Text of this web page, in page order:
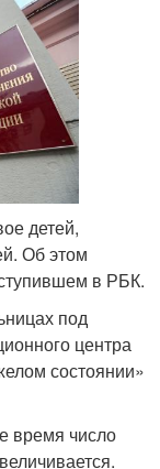
детей,
Об этом
в РБК.
под
центра
состоянии»
время число